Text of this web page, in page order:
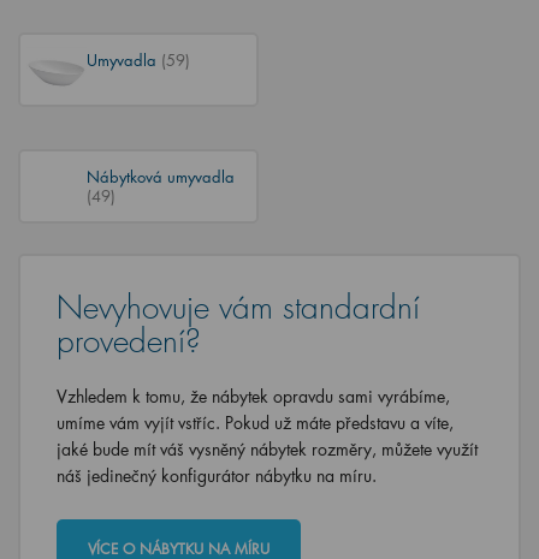
Umyvadla (59)
Nábytková umyvadla
(49)
Nevyhovuje vám standardní
provedení?
Vzhledem k tomu, že nábytek opravdu sami vyrábíme,
umíme vám vyjít vstříc. Pokud už máte představu a víte,
jaké bude mít váš vysněný nábytek rozměry, můžete využít
náš jedinečný konfigurátor nábytku na míru.
VÍCE O NÁBYTKU NA MÍRU